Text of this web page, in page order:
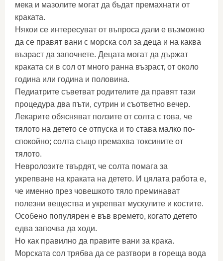
мека и мазолите могат да бъдат премахнати от
краката.
Някои се интересуват от въпроса дали е възможно
да се правят вани с морска сол за деца и на каква
възраст да започнете. Децата могат да държат
краката си в сол от много ранна възраст, от около
година или година и половина.
Педиатрите съветват родителите да правят тази
процедура два пъти, сутрин и съответно вечер.
Лекарите обясняват ползите от солта с това, че
тялото на детето се отпуска и то става малко по-
спокойно; солта също премахва токсините от
тялото.
Невролозите твърдят, че солта помага за
укрепване на краката на детето. И цялата работа е,
че именно през човешкото тяло преминават
полезни вещества и укрепват мускулите и костите.
Особено популярен е във времето, когато детето
едва започва да ходи.
Но как правилно да правите вани за крака.
Морската сол трябва да се разтвори в гореща вода